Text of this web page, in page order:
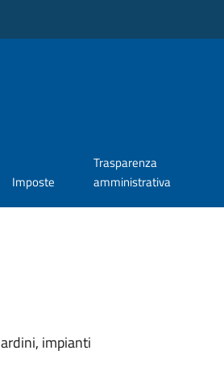
Imposte
Trasparenza
amministrativa
impianti